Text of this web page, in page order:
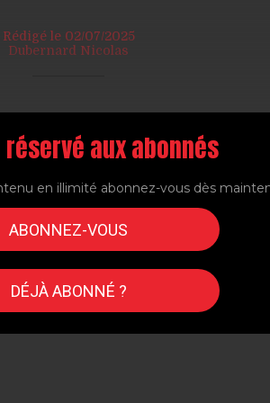
Rédigé le 02/07/2025
Dubernard Nicolas
réservé aux abonnés
en illimité abonnez-vous dès
ABONNEZ-VOUS
DÉJÀ ABONNÉ ?